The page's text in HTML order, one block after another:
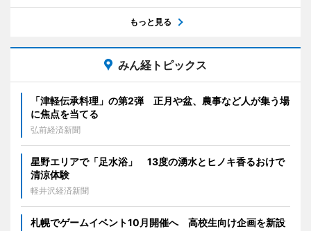
もっと見る
みん経トピックス
「津軽伝承料理」の第2弾 正月や盆、農事など人が集う場
に焦点を当てる
弘前経済新聞
星野エリアで「足水浴」 13度の湧水とヒノキ香るおけで
清涼体験
軽井沢経済新聞
札幌でゲームイベント10月開催へ 高校生向け企画を新設